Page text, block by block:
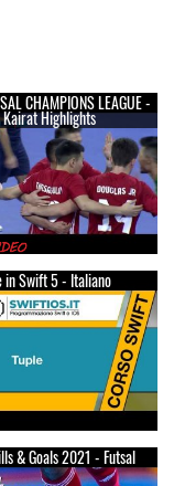
CHAMPIONS LEAGUE -
Kairat Highlights
in Swift 5 - Italiano
& Goals 2021 - Futsal